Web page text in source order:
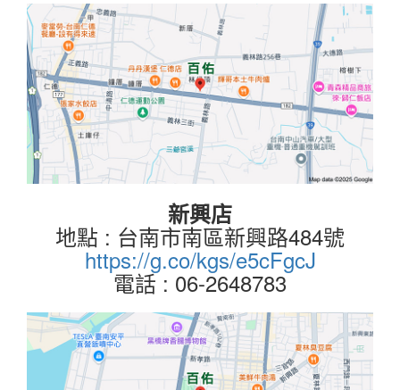
新興店
地點 : 台南市南區新興路484號
https://g.co/kgs/e5cFgcJ
電話 : 06-2648783